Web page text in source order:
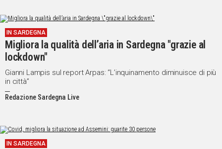
NOTIZIE
POLITICA
IN
ITALIA
NEL
MONDO
VIDEO
IN SARDEGNA
Migliora la qualità dell’aria in Sardegna "grazie al
lockdown"
Gianni Lampis sul report Arpas: “L’inquinamento diminuisce di più
in città”
Redazione Sardegna Live
IN SARDEGNA